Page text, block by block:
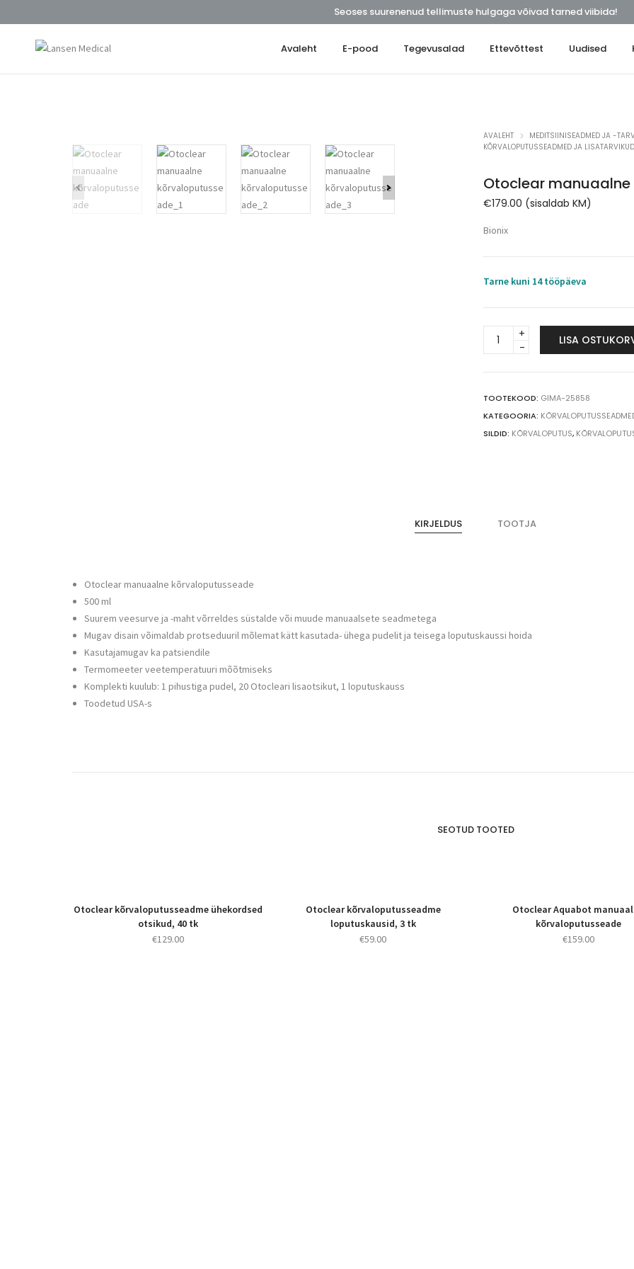
Seoses suurenenud tellimuste hulgaga võivad tarned viibida!
Avaleht E-pood Tegevusalad Ettevõttest Uudised
AVALEHT
MEDITSIINISEADMED JA -
KÕRVALOPUTUSSEADMED JA
Otoclear
€179.00 (sisaldab KM)
Bionix
Tarne kuni 14 tööpäeva
Otoclear
manuaalne
LISA
TOOTEKOOD: GIMA-25858
KATEGOORIA:
SILDID: KÕRVALOPUTUS,
KIRJELDUS TOOTJA
Otoclear manuaalne kõrvaloputusseade
500 ml
Suurem veesurve ja -maht võrreldes süstalde või muude manuaalsete seadmetega
Mugav disain võimaldab protseduuril mõlemat kätt kasutada- ühega pudelit ja teisega loputuskaussi hoida
Kasutajamugav ka patsiendile
Termomeeter veetemperatuuri mõõtmiseks
Komplekti kuulub: 1 pihustiga pudel, 20 Otocleari lisaotsikut, 1 loputuskauss
Toodetud USA-s
SEOTUD TOOTED
Otoclear kõrvaloputusseadme ühekordsed
otsikud, 40 tk
€129.00
Otoclear kõrvaloputusseadme
loputuskausid, 3 tk
€59.00
Otoclear Aquabot
kõrvaloputusseade
€159.00